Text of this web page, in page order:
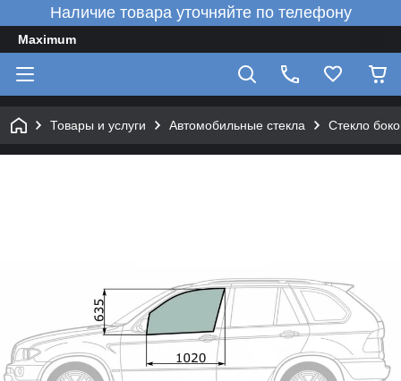
Наличие товара уточняйте по телефону
Maximum
Товары и услуги Автомобильные стекла Стекло